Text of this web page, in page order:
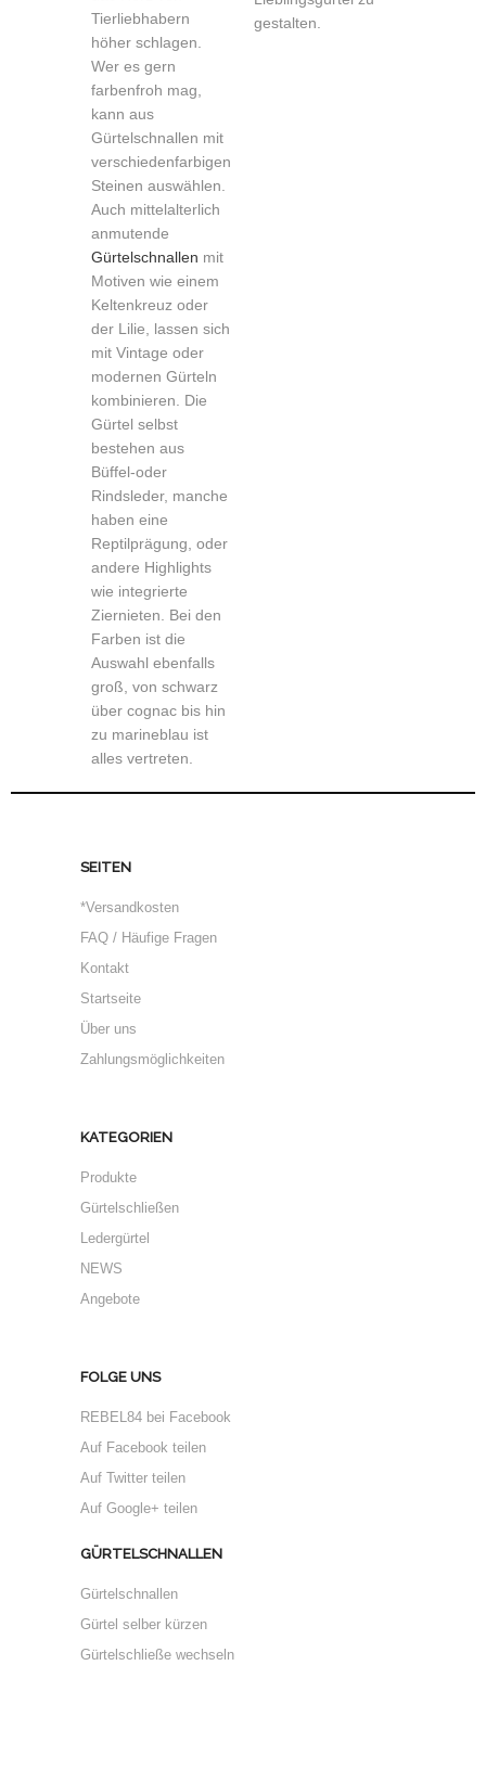
Tierliebhabern
höher schlagen.
Wer es gern
farbenfroh mag,
kann aus
Gürtelschnallen mit
verschiedenfarbigen
Steinen auswählen.
Auch mittelalterlich
anmutende
Gürtelschnallen mit
Motiven wie einem
Keltenkreuz oder
der Lilie, lassen sich
mit Vintage oder
modernen Gürteln
kombinieren. Die
Gürtel selbst
bestehen aus
Büffel-oder
Rindsleder, manche
haben eine
Reptilprägung, oder
andere Highlights
wie integrierte
Ziernieten. Bei den
Farben ist die
Auswahl ebenfalls
groß, von schwarz
über cognac bis hin
zu marineblau ist
alles vertreten.
gestalten.
SEITEN
*Versandkosten
FAQ / Häufige Fragen
Kontakt
Startseite
Über uns
Zahlungsmöglichkeiten
KATEGORIEN
Produkte
Gürtelschließen
Ledergürtel
NEWS
Angebote
FOLGE UNS
REBEL84 bei Facebook
Auf Facebook teilen
Auf Twitter teilen
Auf Google+ teilen
GÜRTELSCHNALLEN
Gürtelschnallen
Gürtel selber kürzen
Gürtelschließe wechseln